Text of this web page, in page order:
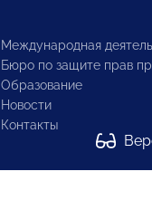
Международная
Бюро по защите прав
Образование
Новости
Контакты